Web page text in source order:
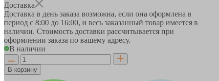
Доставка
Доставка в день заказа возможна, если она оформлена в
период с 8:00 до 16:00, и весь заказанный товар имеется в
наличии. Стоимость доставки рассчитывается при
оформлении заказа по вашему адресу.
В наличии
В корзину